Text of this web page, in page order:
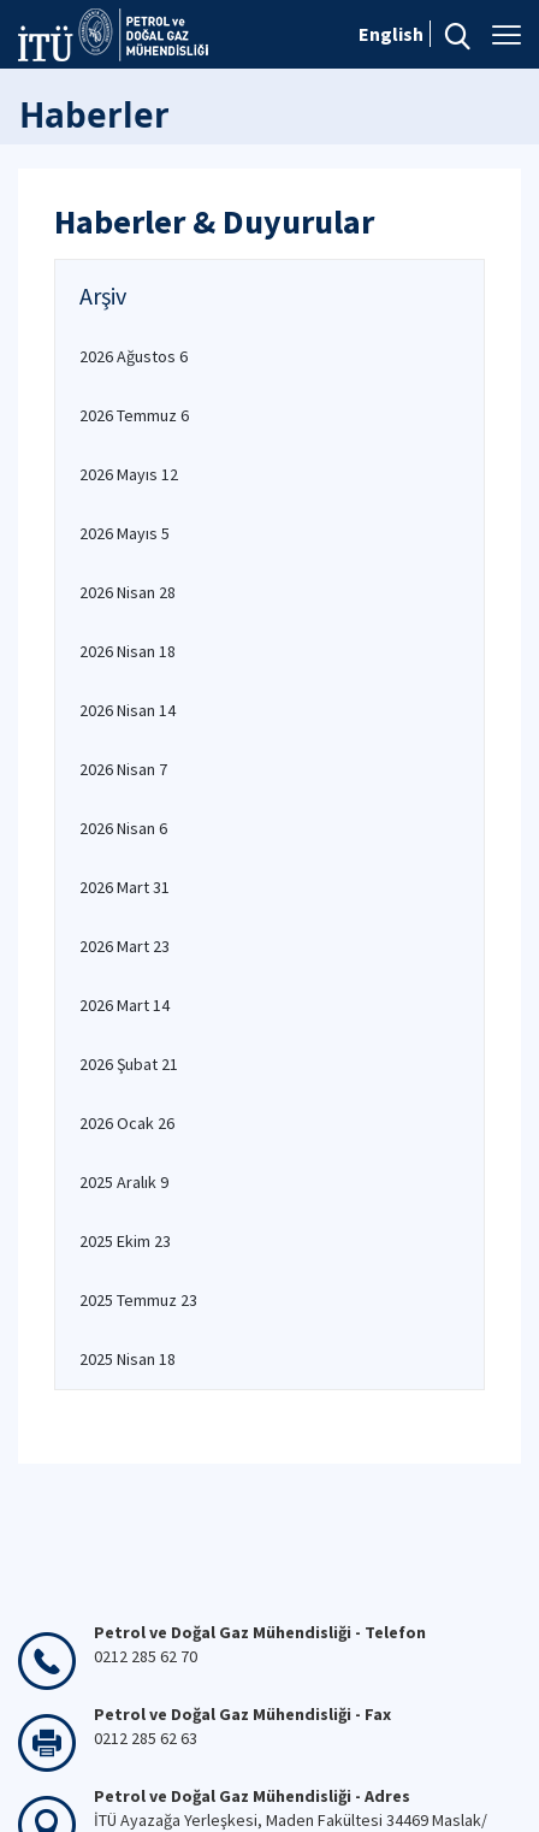
English
Haberler
Haberler & Duyurular
Arşiv
2026 Ağustos 6
2026 Temmuz 6
2026 Mayıs 12
2026 Mayıs 5
2026 Nisan 28
2026 Nisan 18
2026 Nisan 14
2026 Nisan 7
2026 Nisan 6
2026 Mart 31
2026 Mart 23
2026 Mart 14
2026 Şubat 21
2026 Ocak 26
2025 Aralık 9
2025 Ekim 23
2025 Temmuz 23
2025 Nisan 18
Petrol ve Doğal Gaz Mühendisliği - Telefon
0212 285 62 70
Petrol ve Doğal Gaz Mühendisliği - Fax
0212 285 62 63
Petrol ve Doğal Gaz Mühendisliği - Adres
İTÜ Ayazağa Yerleşkesi, Maden Fakültesi 34469 Maslak/